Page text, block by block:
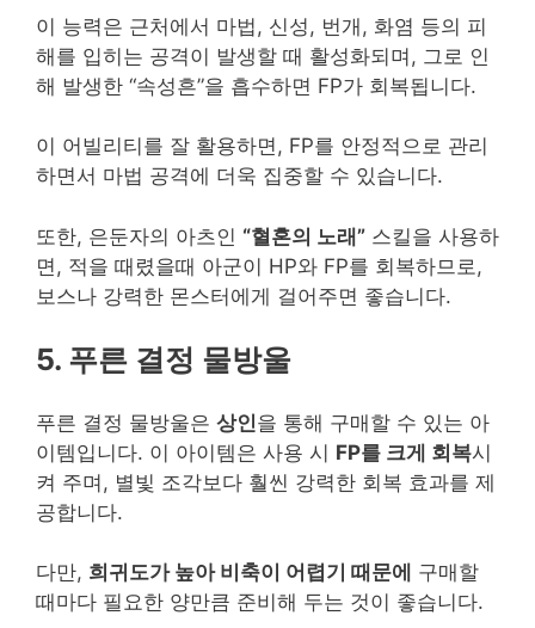
이 능력은 근처에서 마법, 신성, 번개, 화염 등의 피
해를 입히는 공격이 발생할 때 활성화되며, 그로 인
해 발생한 “속성흔”을 흡수하면 FP가 회복됩니다.
이 어빌리티를 잘 활용하면, FP를 안정적으로 관리
하면서 마법 공격에 더욱 집중할 수 있습니다.
또한, 은둔자의 아츠인 “혈혼의 노래” 스킬을 사용하
면, 적을 때렸을때 아군이 HP와 FP를 회복하므로,
보스나 강력한 몬스터에게 걸어주면 좋습니다.
5. 푸른 결정 물방울
푸른 결정 물방울은 상인을 통해 구매할 수 있는 아
이템입니다. 이 아이템은 사용 시 FP를 크게 회복시
켜 주며, 별빛 조각보다 훨씬 강력한 회복 효과를 제
공합니다.
다만, 희귀도가 높아 비축이 어렵기 때문에
구매할
때마다 필요한 양만큼 준비해 두는 것이 좋습니다.